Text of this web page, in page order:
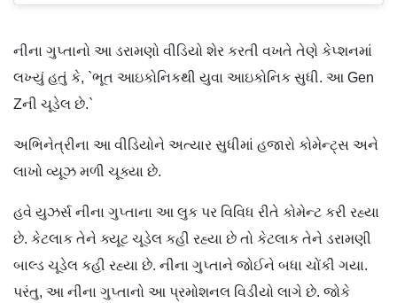
નીના ગુપ્તાનો આ ડરામણો વીડિયો શેર કરતી વખતે તેણે કેપ્શનમાં
લખ્યું હતું કે, `ભૂત આઇકોનિકથી યુવા આઇકોનિક સુધી. આ Gen
Zની ચૂડેલ છે.`
અભિનેત્રીના આ વીડિયોને અત્યાર સુધીમાં હજારો કોમેન્ટ્સ અને
લાખો વ્યૂઝ મળી ચૂક્યા છે.
હવે યુઝર્સ નીના ગુપ્તાના આ લુક પર વિવિધ રીતે કોમેન્ટ કરી રહ્યા
છે. કેટલાક તેને ક્યૂટ ચૂડેલ કહી રહ્યા છે તો કેટલાક તેને ડરામણી
બાલ્ડ ચૂડેલ કહી રહ્યા છે. નીના ગુપ્તાને જોઈને બધા ચોંકી ગયા.
પરંતુ, આ નીના ગુપ્તાનો આ પ્રમોશનલ વિડીયો લાગે છે. જોકે